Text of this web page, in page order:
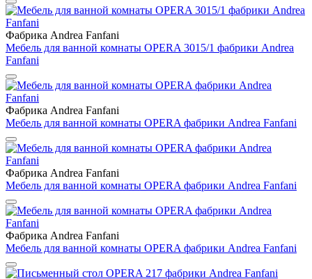
Фабрика Andrea Fanfani
Мебель для ванной комнаты OPERA 3015/1 фабрики Andrea
Fanfani
Фабрика Andrea Fanfani
Мебель для ванной комнаты OPERA фабрики Andrea Fanfani
Фабрика Andrea Fanfani
Мебель для ванной комнаты OPERA фабрики Andrea Fanfani
Фабрика Andrea Fanfani
Мебель для ванной комнаты OPERA фабрики Andrea Fanfani